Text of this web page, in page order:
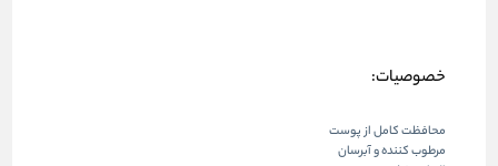
خصوصیات:
محافظت کامل از پوست
مرطوب کننده و آبرسان